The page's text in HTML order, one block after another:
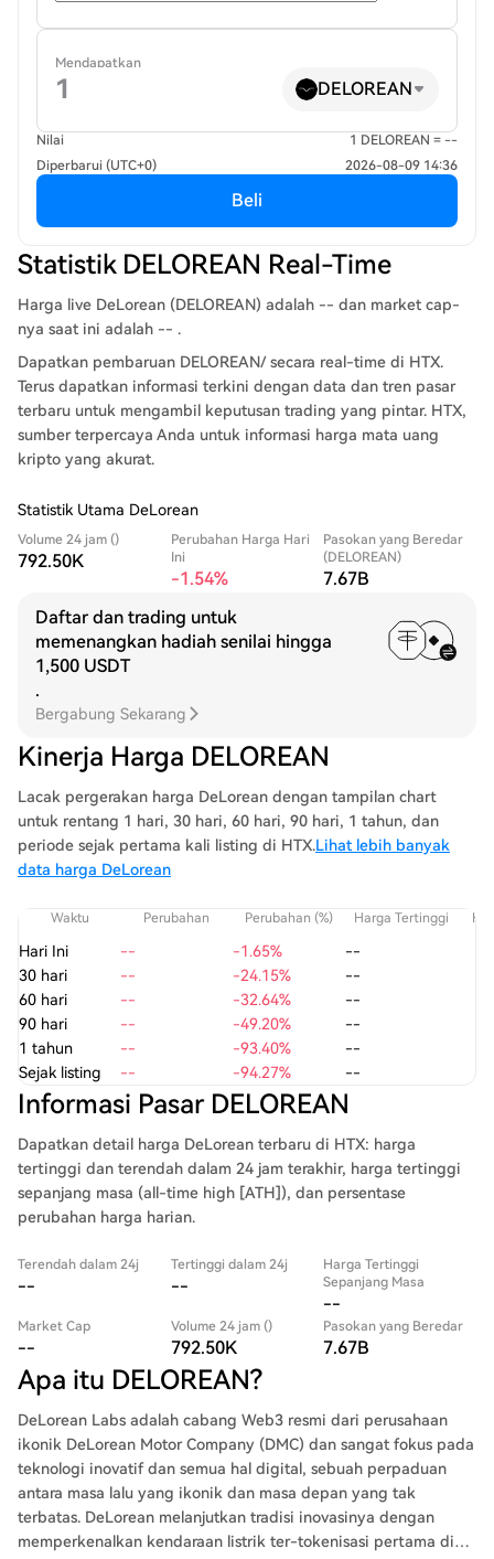
Mendapatkan
DELOREAN
Nilai
1 DELOREAN = --
Diperbarui (UTC+0)
2026-08-09 14:36
Beli
Statistik DELOREAN Real-Time
Harga live DeLorean (DELOREAN) adalah -- dan market cap-
nya saat ini adalah -- .
Dapatkan pembaruan DELOREAN/ secara real-time di HTX.
Terus dapatkan informasi terkini dengan data dan tren pasar
terbaru untuk mengambil keputusan trading yang pintar. HTX,
sumber terpercaya Anda untuk informasi harga mata uang
kripto yang akurat.
Statistik Utama DeLorean
Volume 24 jam ()
792.50K
Perubahan Harga Hari
Ini
-1.54%
Pasokan yang Beredar
(DELOREAN)
7.67B
Daftar dan trading untuk
memenangkan hadiah senilai hingga
1,500 USDT
.
Bergabung Sekarang
Kinerja Harga DELOREAN
Lacak pergerakan harga DeLorean dengan tampilan chart
untuk rentang 1 hari, 30 hari, 60 hari, 90 hari, 1 tahun, dan
periode sejak pertama kali listing di HTX.Lihat lebih banyak
data harga DeLorean
Waktu Perubahan Perubahan (%) Harga Tertinggi
Hari Ini -- -1.65%
--
30 hari
-- -24.15%
--
60 hari
-- -32.64%
--
90 hari
-- -49.20%
--
1 tahun
-- -93.40%
--
Sejak listing
-- -94.27% --
Informasi Pasar DELOREAN
Dapatkan detail harga DeLorean terbaru di HTX: harga
tertinggi dan terendah dalam 24 jam terakhir, harga tertinggi
sepanjang masa (all-time high [ATH]), dan persentase
perubahan harga harian.
Terendah dalam 24j
--
Tertinggi dalam 24j
--
Harga Tertinggi
Sepanjang Masa
--
Market Cap
--
Volume 24 jam ()
792.50K
Pasokan yang Beredar
7.67B
Apa itu DELOREAN?
DeLorean Labs adalah cabang Web3 resmi dari perusahaan
ikonik DeLorean Motor Company (DMC) dan sangat fokus pada
teknologi inovatif dan semua hal digital, sebuah perpaduan
antara masa lalu yang ikonik dan masa depan yang tak
terbatas. DeLorean melanjutkan tradisi inovasinya dengan
memperkenalkan kendaraan listrik ter-tokenisasi pertama di